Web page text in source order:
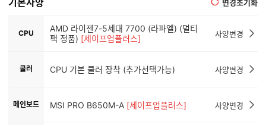
기본사양 변경초기화
CPU
AMD 라이젠7-5세대 7700 (라파엘) (멀티
팩 정품) [세이프업플러스] 사양변경
쿨러 CPU 기본 쿨러 장착 (추가선택가능) 사양변경
메인보드 MSI PRO B650M-A [세이프업플러스] 사양변경